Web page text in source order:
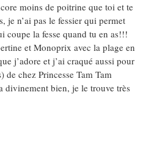
moins de poitrine que toi et te
je n’ai pas le fessier qui permet
coupe la fesse quand tu en as!!!
et Monoprix avec la plage en
j’adore et j’ai craqué aussi pour
chez Princesse Tam Tam
divinement bien, je le trouve très